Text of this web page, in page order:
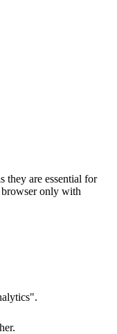
they are essential for
browser only with